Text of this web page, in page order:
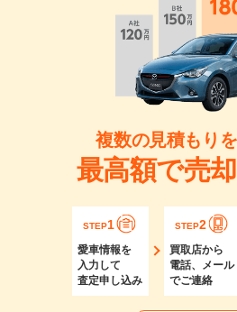
複数の見積もり
最高額で売
STEP1
愛車情報を
入力して
査定申し込み
STEP2
買取店から
電話、メール
でご連絡